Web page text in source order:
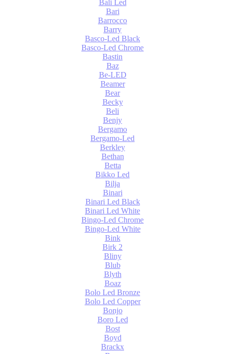
Bali Led
Bari
Barrocco
Barry
Basco-Led Black
Basco-Led Chrome
Bastin
Baz
Be-LED
Beamer
Bear
Becky
Beli
Benjy
Bergamo
Bergamo-Led
Berkley
Bethan
Betta
Bikko Led
Bilja
Binari
Binari Led Black
Binari Led White
Bingo-Led Chrome
Bingo-Led White
Bink
Birk 2
Bliny
Blub
Blyth
Boaz
Bolo Led Bronze
Bolo Led Copper
Bonjo
Boro Led
Bost
Boyd
Brackx